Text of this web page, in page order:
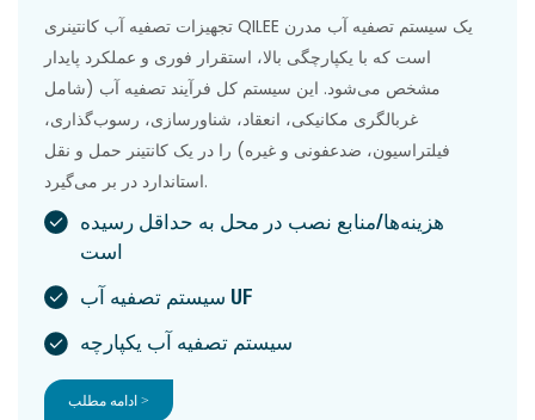
تجهیزات تصفیه آب کانتینری QILEE یک سیستم تصفیه آب مدرن
است که با یکپارچگی بالا، استقرار فوری و عملکرد پایدار
مشخص می‌شود. این سیستم کل فرآیند تصفیه آب (شامل
غربالگری مکانیکی، انعقاد، شناورسازی، رسوب‌گذاری،
فیلتراسیون، ضدعفونی و غیره) را در یک کانتینر حمل و نقل
استاندارد در بر می‌گیرد.
هزینه‌ها/منابع نصب در محل به حداقل رسیده
است
سیستم تصفیه آب UF
سیستم تصفیه آب یکپارچه
ادامه مطلب >